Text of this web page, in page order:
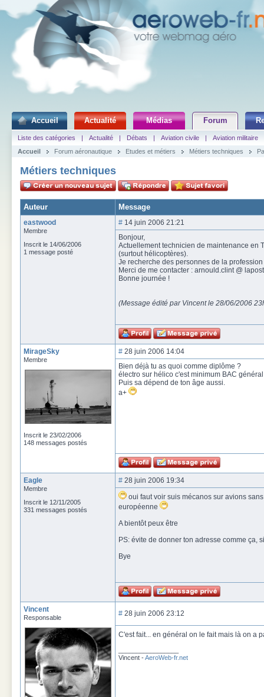
Accueil Actualité Médias Forum
Liste des catégories | Actualité | Débats | Aviation civile |
Aviation militaire
Accueil
Forum aéronautique Etudes et métiers Métiers techniques
Métiers techniques
Auteur Message
eastwood
Membre
Inscrit le 14/06/2006
1 message posté
# 14 juin 2006 21:21
Bonjour,
Actuellement technicien de maintenance en
(surtout hélicoptères).
Je recherche des personnes de la
Merci de me contacter : arnould.clint @
Bonne journée !
(Message édité par Vincent le 28/06/2006
MirageSky
Membre
Inscrit le 23/02/2006
148 messages postés
# 28 juin 2006 14:04
Bien déjà tu as quoi comme diplôme ?
électro sur hélico c'est minimum BAC
Puis sa dépend de ton âge aussi.
a+
Eagle
Membre
Inscrit le 12/11/2005
331 messages postés
# 28 juin 2006 19:34
oui faut voir suis mécanos sur avions
européenne
A bientôt peux être
PS: évite de donner ton adresse comme ça,
Bye
Vincent
Responsable # 28 juin 2006 23:12
C'est fait... en général on le fait mais là on a
Vincent -AeroWeb-fr.net